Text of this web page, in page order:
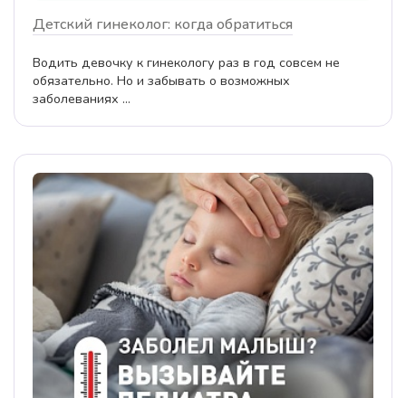
Детский гинеколог: когда обратиться
Водить девочку к гинекологу раз в год совсем не
обязательно. Но и забывать о возможных
заболеваниях ...